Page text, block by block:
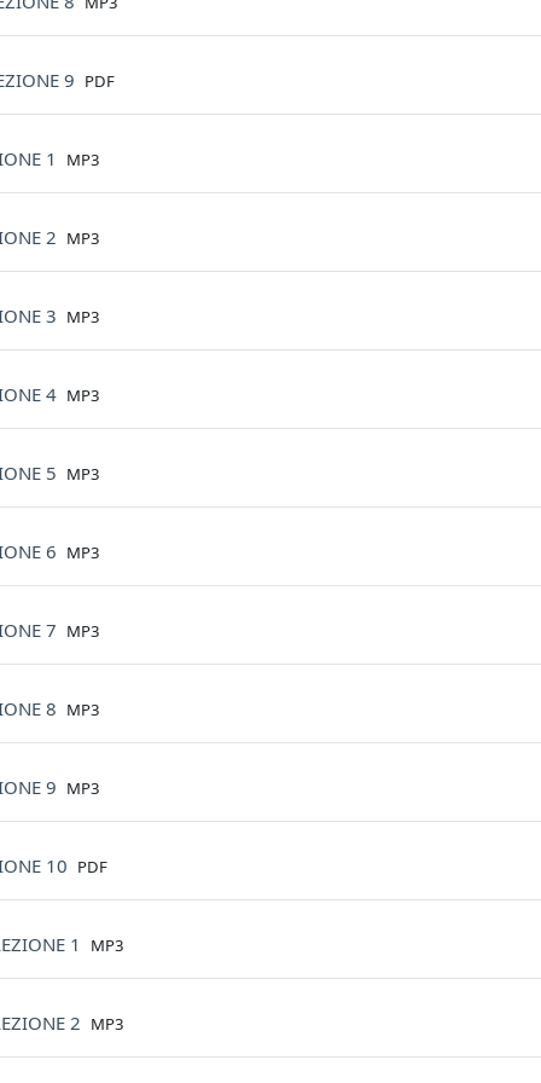
9 File
PDF
1 File
MP3
2 File
MP3
3 File
MP3
4 File
MP3
5 File
MP3
6 File
MP3
7 File
MP3
8 File
MP3
9 File
MP3
10 File
PDF
1 File
MP3
2 File
MP3